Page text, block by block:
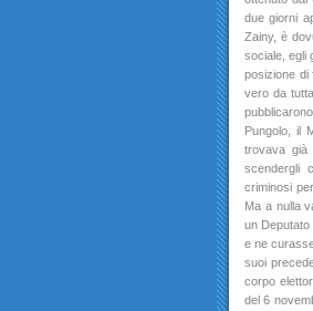
due giorni
Zainy, è
sociale, egli
posizione di
vero da
Pungolo, il
trovava
scendergli
criminosi
Ma a nulla
un
e ne
suoi
corpo
del 6